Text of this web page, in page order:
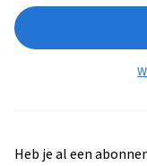
Heb je al een